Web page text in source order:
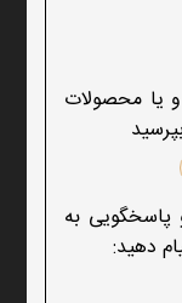
یا محصولات
پاسخگویی به
دهید: